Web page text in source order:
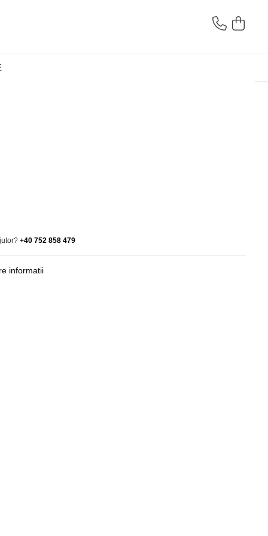
+40 752 858 479
informatii